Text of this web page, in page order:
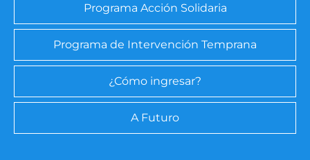
Programa Acción Solidaria
Programa de Intervención Temprana
¿Cómo ingresar?
A Futuro